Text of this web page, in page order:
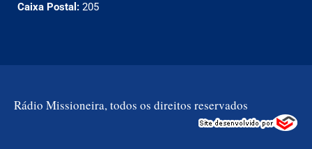
Caixa Postal: 205
Rádio Missioneira, todos os direitos reservados